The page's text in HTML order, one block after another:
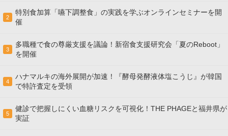
2
特別食加算「嚥下調整食」の実践を学ぶオンラインセミナーを開
催
3
多職種で食の尊厳支援を議論！新宿食支援研究会「夏のReboot」
を開催
4
ハナマルキの海外展開が加速！『酵母発酵液体塩こうじ』が韓国
で特許査定を受領
5
健診で把握しにくい血糖リスクを可視化！THE PHAGEと福井県が
実証